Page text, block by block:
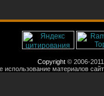
Copyright © 2006-
использование материалов